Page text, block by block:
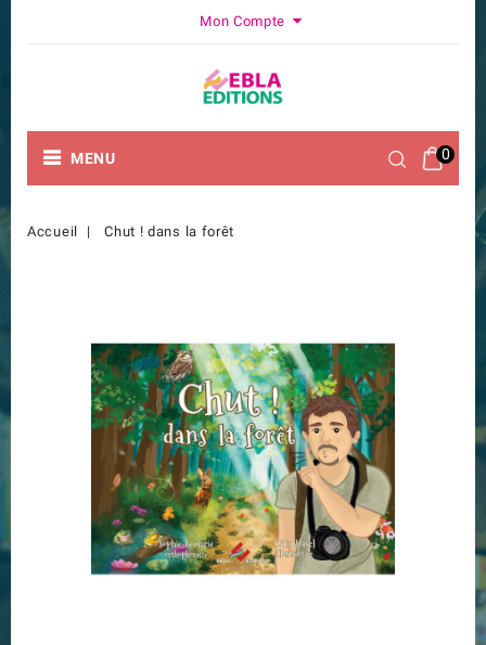
Mon Compte
0
MENU
Accueil Chut ! dans la forêt